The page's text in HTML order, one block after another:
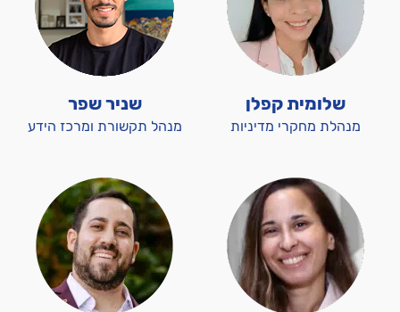
שלומית קפלן
מנהלת מחקרי מדיניות
שניר שפר
מנהל תקשורת ומרכז הידע